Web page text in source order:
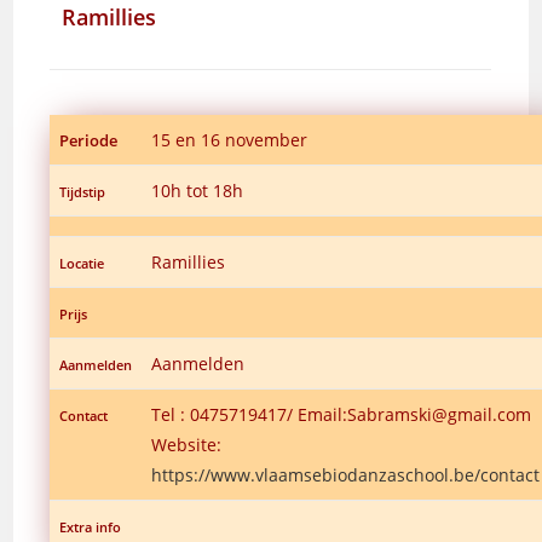
Ramillies
Periode 15 en 16 november
Tijdstip 10h tot 18h
Locatie Ramillies
Prijs
Aanmelden Aanmelden
Contact
Tel : 0475719417/ Email:Sabramski@gmail.com
Website:
https://www.vlaamsebiodanzaschool.be/contact
Extra info